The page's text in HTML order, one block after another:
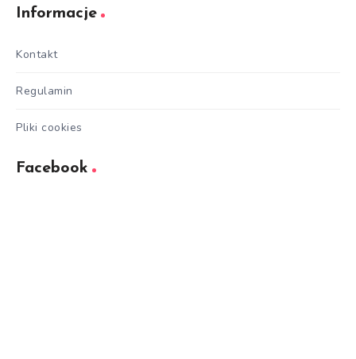
Informacje
Kontakt
Regulamin
Pliki cookies
Facebook